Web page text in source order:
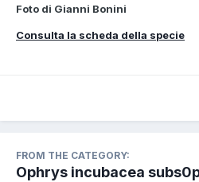
Foto di Gianni Bonini
Consulta la scheda della specie
FROM THE CATEGORY:
Ophrys incubacea